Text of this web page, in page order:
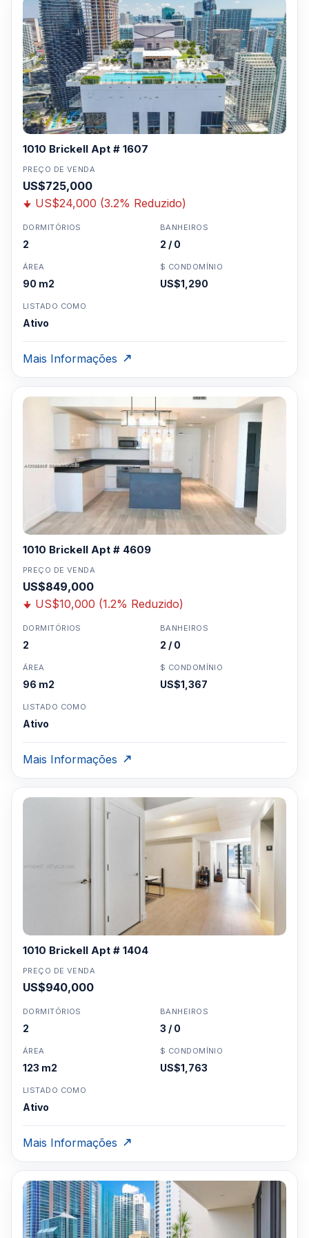
Clique aqui para mandar um emailou
WhatsApp um corretor em Miami +1 305 540
5744
Para Vendas ligar no telefone no Brasil SP 11-
3957-0613
1010 Brickell Apt # 1607
PREÇO DE VENDA
US$725,000
US$24,000 (3.2% Reduzido)
DORMITÓRIOS
2
BANHEIROS
2 / 0
ÁREA
90 m2
$ CONDOMÍNIO
US$1,290
LISTADO COMO
Ativo
Mais Informações
1010 Brickell Apt # 4609
PREÇO DE VENDA
US$849,000
US$10,000 (1.2% Reduzido)
DORMITÓRIOS
2
BANHEIROS
2 / 0
ÁREA
96 m2
$ CONDOMÍNIO
US$1,367
LISTADO COMO
Ativo
Mais Informações
1010 Brickell Apt # 1404
PREÇO DE VENDA
US$940,000
DORMITÓRIOS
2
BANHEIROS
3 / 0
ÁREA
123 m2
$ CONDOMÍNIO
US$1,763
LISTADO COMO
Ativo
Mais Informações